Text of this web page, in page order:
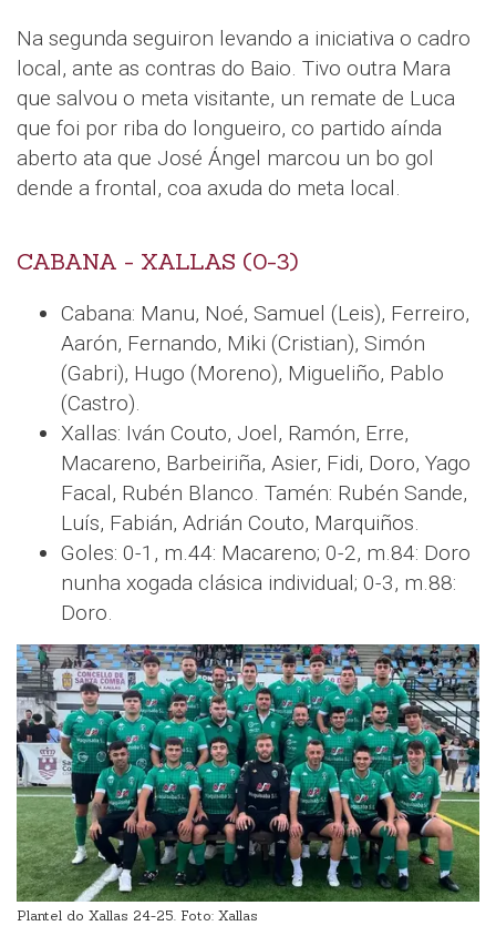
Na segunda seguiron levando a iniciativa o cadro
local, ante as contras do Baio. Tivo outra Mara
que salvou o meta visitante, un remate de Luca
que foi por riba do longueiro, co partido aínda
aberto ata que José Ángel marcou un bo gol
dende a frontal, coa axuda do meta local.
CABANA - XALLAS (0-3)
Cabana: Manu, Noé, Samuel (Leis), Ferreiro,
Aarón, Fernando, Miki (Cristian), Simón
(Gabri), Hugo (Moreno), Migueliño, Pablo
(Castro).
Xallas: Iván Couto, Joel, Ramón, Erre,
Macareno, Barbeiriña, Asier, Fidi, Doro, Yago
Facal, Rubén Blanco. Tamén: Rubén Sande,
Luís, Fabián, Adrián Couto, Marquiños.
Goles: 0-1, m.44: Macareno; 0-2, m.84: Doro
nunha xogada clásica individual; 0-3, m.88:
Doro.
Plantel do Xallas 24-25. Foto: Xallas